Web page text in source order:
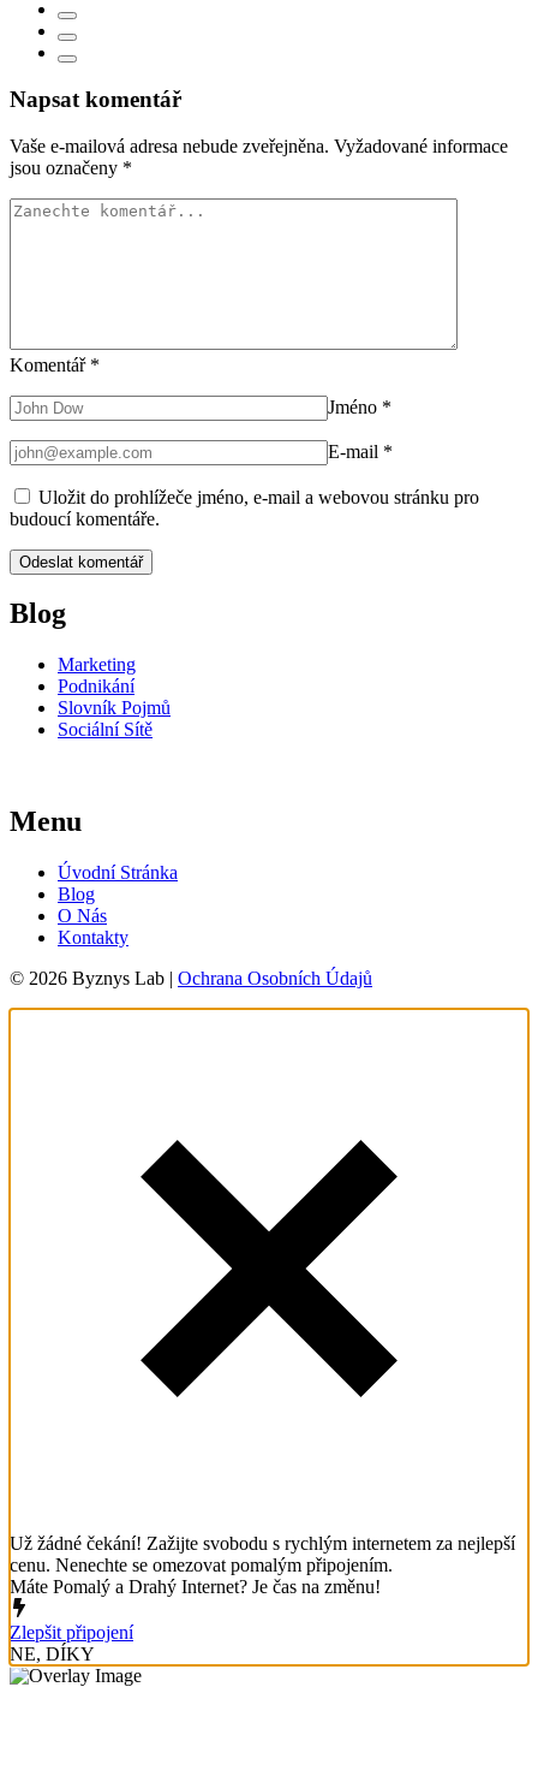
Napsat komentář
Vaše e-mailová adresa nebude zveřejněna. Vyžadované informace
jsou označeny *
Komentář *
Jméno *
E-mail *
Uložit do prohlížeče jméno, e-mail a webovou stránku pro
budoucí komentáře.
Blog
Marketing
Podnikání
Slovník Pojmů
Sociální Sítě
Menu
Úvodní Stránka
Blog
O Nás
Kontakty
© 2026 Byznys Lab | Ochrana Osobních Údajů
Už žádné čekání! Zažijte svobodu s rychlým internetem za nejlepší
cenu. Nenechte se omezovat pomalým připojením.
Máte Pomalý a Drahý Internet? Je čas na změnu!
Zlepšit připojení
NE, DÍKY